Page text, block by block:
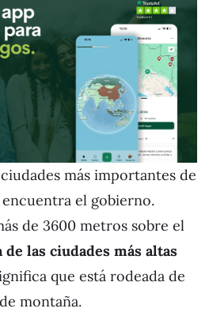
más importantes de
el gobierno.
de 3600 metros sobre el
de las ciudades más altas
que está rodeada de
montaña.